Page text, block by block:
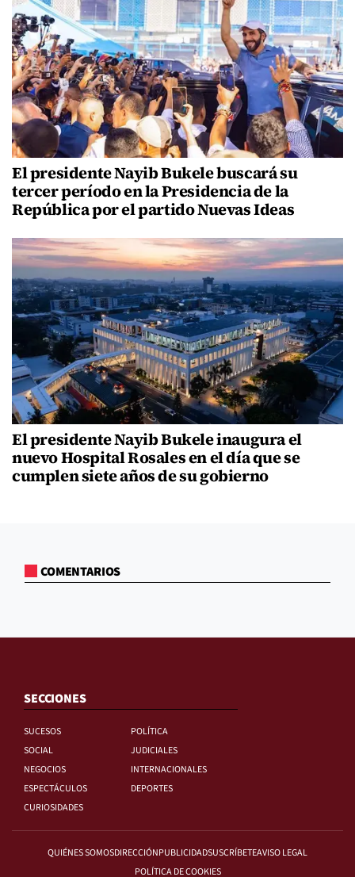
El presidente Nayib Bukele buscará su
tercer período en la Presidencia de la
República por el partido Nuevas Ideas
El presidente Nayib Bukele inaugura el
nuevo Hospital Rosales en el día que se
cumplen siete años de su gobierno
COMENTARIOS
SECCIONES
SUCESOS
POLÍTICA
SOCIAL
JUDICIALES
NEGOCIOS
INTERNACIONALES
ESPECTÁCULOS
DEPORTES
CURIOSIDADES
QUIÉNES SOMOSDIRECCIÓNPUBLICIDADSUSCRÍBETEAVISO LEGAL
POLÍTICA DE COOKIES